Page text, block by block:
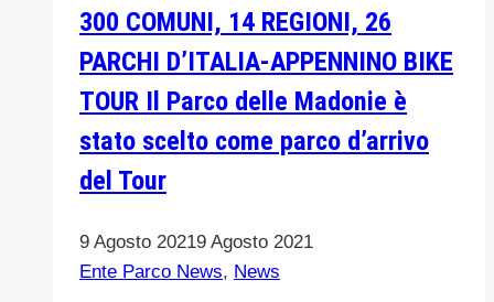
LEGALE
–
LIST
DI
CRITERI
300 COMUNI, 14 REGIONI, 26
PARCHI D’ITALIA-APPENNINO BIKE
TOUR Il Parco delle Madonie è
stato scelto come parco d’arrivo
del Tour
9 Agosto 20219 Agosto 2021
Ente Parco News, News